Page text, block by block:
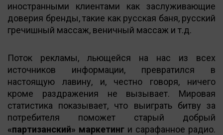
иностранными клиентами как заслуживающие
доверия бренды, такие как русская баня, русский
гречишный массаж, веничный массаж и т.д.
Поток рекламы, льющейся на нас из всех
источников информации, превратился в
настоящую лавину, и, честно говоря, ничего
кроме раздражения не вызывает. Мировая
статистика показывает, что выиграть битву за
потребителя поможет старый добрый
«партизанский» маркетинг и сарафанное радио.